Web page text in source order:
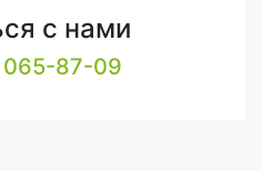
с нами
87-09